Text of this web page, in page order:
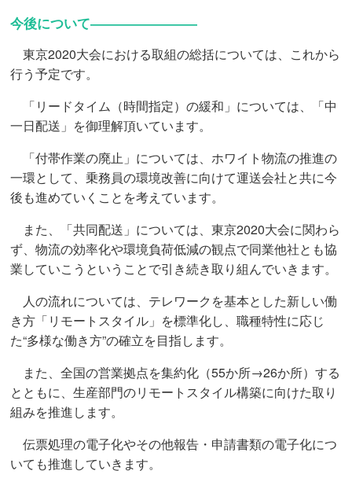
今後について――――――――
東京2020大会における取組の総括については、これから
行う予定です。
「リードタイム（時間指定）の緩和」については、「中
一日配送」を御理解頂いています。
「付帯作業の廃止」については、ホワイト物流の推進の
一環として、乗務員の環境改善に向けて運送会社と共に今
後も進めていくことを考えています。
また、「共同配送」については、東京2020大会に関わら
ず、物流の効率化や環境負荷低減の観点で同業他社とも協
業していこうということで引き続き取り組んでいきます。
人の流れについては、テレワークを基本とした新しい働
き方「リモートスタイル」を標準化し、職種特性に応じ
た“多様な働き方”の確立を目指します。
また、全国の営業拠点を集約化（55か所→26か所）する
とともに、生産部門のリモートスタイル構築に向けた取り
組みを推進します。
伝票処理の電子化やその他報告・申請書類の電子化につ
いても推進していきます。